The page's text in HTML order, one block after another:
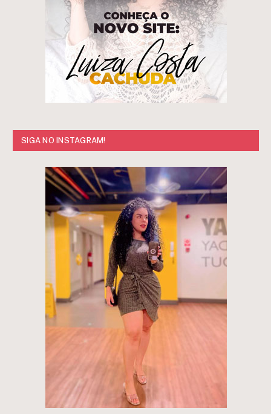
SIGA NO INSTAGRAM!